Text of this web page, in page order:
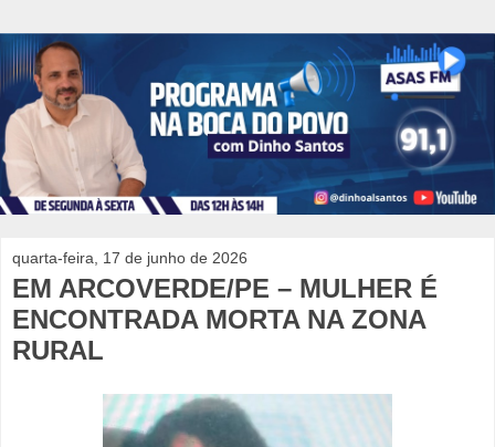
quarta-feira, 17 de junho de 2026
EM ARCOVERDE/PE – MULHER É
ENCONTRADA MORTA NA ZONA
RURAL